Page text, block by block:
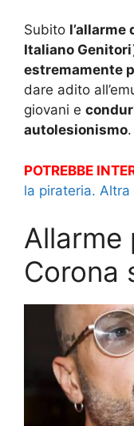
Subito l’allarme
Italiano
estremamente
dare adito
giovani e
autolesionismo.
POTREBBE
la pirateria.
Allarme
Corona